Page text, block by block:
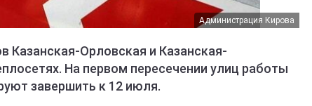
Администрация Кирова
Казанская-Орловская и Казанская-
На первом пересечении улиц работы
завершить к 12 июля.